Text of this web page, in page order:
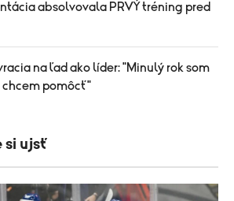
absolvovala PRVÝ tréning pred
na ľad ako líder: "Minulý rok som
chcem pomôcť"
si ujsť